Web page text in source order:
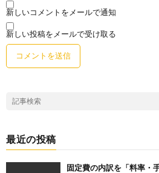
新しいコメントをメールで通知
新しい投稿をメールで受け取る
最近の投稿
固定費の内訳を「料率・